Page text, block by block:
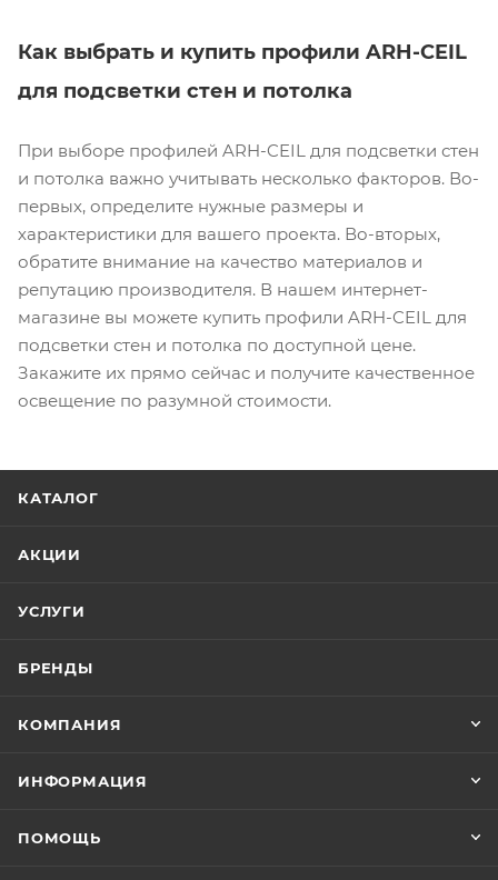
Как выбрать и купить профили ARH-CEIL
для подсветки стен и потолка
При выборе профилей ARH-CEIL для подсветки стен
и потолка важно учитывать несколько факторов. Во-
первых, определите нужные размеры и
характеристики для вашего проекта. Во-вторых,
обратите внимание на качество материалов и
репутацию производителя. В нашем интернет-
магазине вы можете купить профили ARH-CEIL для
подсветки стен и потолка по доступной цене.
Закажите их прямо сейчас и получите качественное
освещение по разумной стоимости.
КАТАЛОГ
АКЦИИ
УСЛУГИ
БРЕНДЫ
КОМПАНИЯ
ИНФОРМАЦИЯ
ПОМОЩЬ